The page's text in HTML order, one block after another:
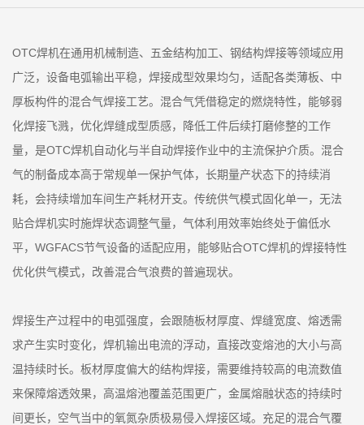
OTC焊机在通用机械制造、五金结构加工、钢结构焊接等领域应用
广泛，设备电弧输出平稳，焊接成型效果均匀，适配各类薄板、中
厚板构件的混合气焊接工艺。混合气凭借稳定的燃烧特性，能够弱
化焊接飞溅，优化焊缝成型质感，降低工件后续打磨修整的工作
量，是OTC焊机自动化与半自动焊接作业中的主流保护介质。混合
气的制备成本高于常规单一保护气体，长期量产状态下的持续消
耗，会持续增加车间生产耗材开支。传统供气模式固化单一，无法
贴合焊机实时施焊状态调整气量，气体利用效率始终处于偏低水
平，WGFACS节气设备的适配应用，能够贴合OTC焊机的焊接特性
优化供气模式，改善混合气浪费的普遍现状。
焊接生产过程中的电弧强度，会跟随板材厚度、焊缝宽度、熔透需
求产生实时变化，焊机输出电流的浮动，直接改变熔池的大小与高
温持续时长。板材厚度偏大的结构焊接，需要维持较高的电流数值
来保障熔透效果，高温熔池覆盖范围更广，金属熔融状态的持续时
间更长，空气当中的氧氮杂质极易侵入焊接区域。充足的混合气覆